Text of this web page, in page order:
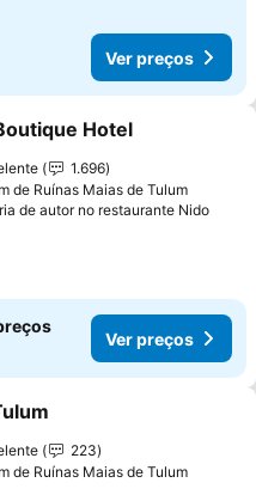
Ver preços
aos favoritos
Hotel
1.696
de Ruínas Maias de Tulum
de autor no restaurante Nido
Ver preços
aos favoritos
223
de Ruínas Maias de Tulum